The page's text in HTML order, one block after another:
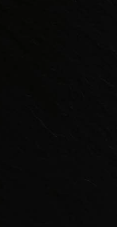
年8月萧邦全国官
邦官方全国统一服务
京市朝阳区建国门外
京市东城区东长安街1
津市和平区赤峰道
海市徐汇区虹桥路3号